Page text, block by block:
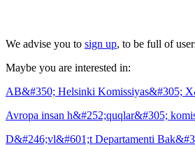
We advise you to sign up, to be full of
Maybe you are interested in:
AB&#350; Helsinki Komissiyas&#305;
Avropa insan h&#252;quqlar&#305;
D&#246;vl&#601;t Departamenti